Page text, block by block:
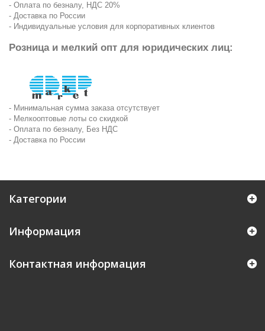
- Оплата по безналу, НДС 20%
- Доставка по России
- Индивидуальные условия для корпоративных клиентов
Розница и мелкий опт для юридических лиц:
- Минимальная сумма заказа отсутствует
- Мелкооптовые лоты со скидкой
- Оплата по безналу, Без НДС
- Доставка по России
Категории
Информация
Контактная информация